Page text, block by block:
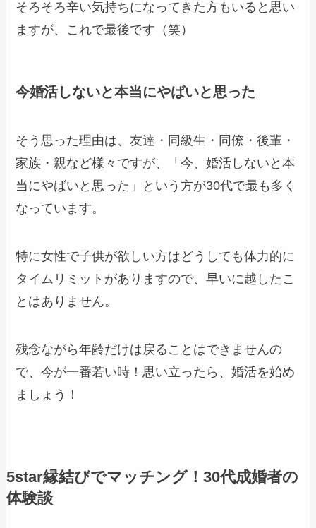
そろそろ辛い気持ちになってきた方もいると思い
ますが、これで最後です（笑）
今婚活しないと本当にやばいと思った
そう思った理由は、友達・同級生・同僚・後輩・
家族・親など様々ですが、「今、婚活しないと本
当にやばいと思った」という方が30代で最も多く
なっています。
特に女性で子供が欲しい方はどうしても体力的に
タイムリミットがありますので、早いに越したこ
とはありません。
残念ながら年齢だけは戻ることはできませんの
で、今が一番若い時！思い立ったら、婚活を始め
ましょう！
5star縁結びでマッチング！30代成婚者の
体験談